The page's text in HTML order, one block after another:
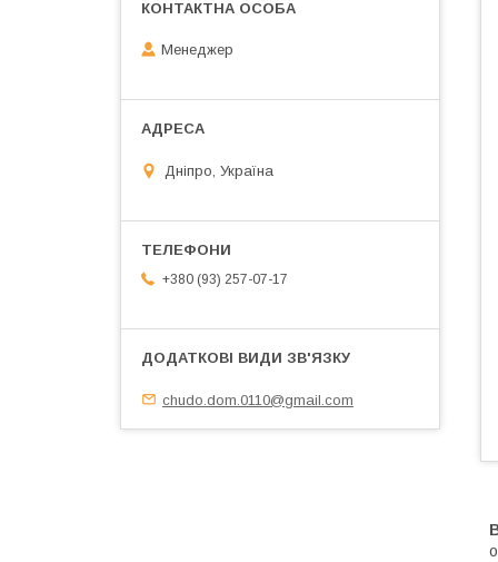
Менеджер
Дніпро, Україна
+380 (93) 257-07-17
chudo.dom.0110@gmail.com